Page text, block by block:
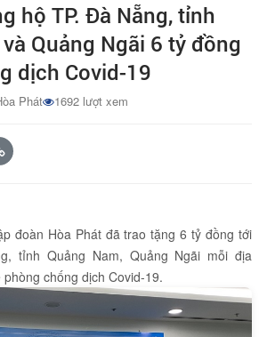
hộ TP. Đà Nẵng, tỉnh
Quảng Ngãi 6 tỷ đồng
dịch Covid-19
Phát 1692 lượt xem
đoàn Hòa Phát đã trao tặng 6 tỷ đồng tới
tỉnh Quảng Nam, Quảng Ngãi mỗi địa
chống dịch Covid-19.